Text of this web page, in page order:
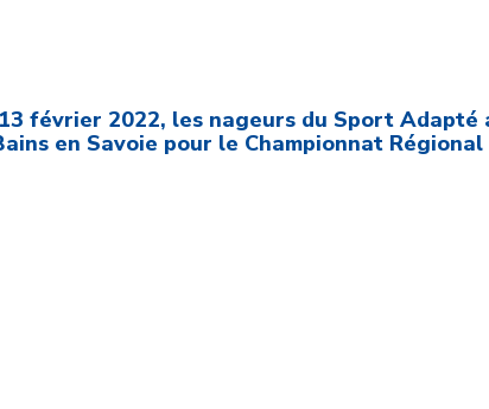
février 2022, les nageurs du Sport
en Savoie pour le Championnat